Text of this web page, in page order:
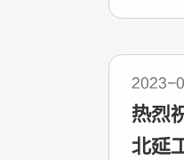
2023-
热烈
北延